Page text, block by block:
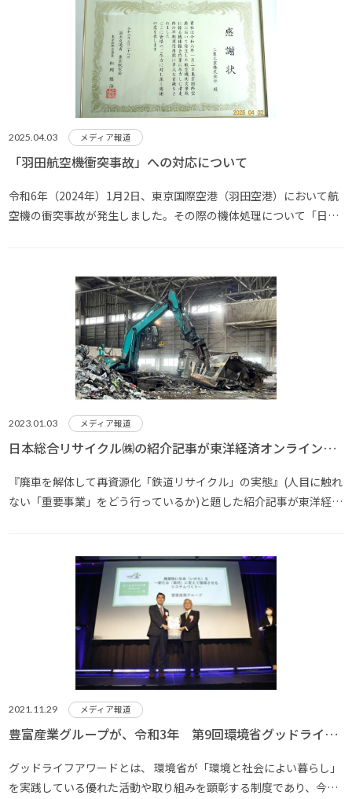
「羽田航空機衝突事故」への対応について
2025.04.03 メディア報道
令和6年（2024年）1月2日、東京国際空港（羽田空港）において航
空機の衝突事故が発生しました。その際の機体処理について「日本
た。 この件について、同年3月に「国･･･
日本総合リサイクル㈱の紹介記事が東洋経済オンラインに
2023.01.03 メディア報道
『廃車を解体して再資源化「鉄道リサイクル」の実態』(人目に触れ
ない「重要事業」をどう行っているか)と題した紹介記事が東洋経済
豊富産業グループが、令和3年 第9回環境省グッドライフ
賞」受賞
2021.11.29 メディア報道
グッドライフアワードとは、 環境省が「環境と社会によい暮らし」
を実践している優れた活動や取り組みを顕彰する制度であり、今回